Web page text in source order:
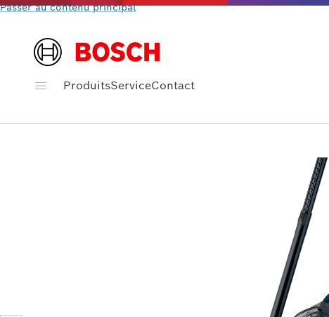
Passer au contenu principal
ProduitsServiceContact